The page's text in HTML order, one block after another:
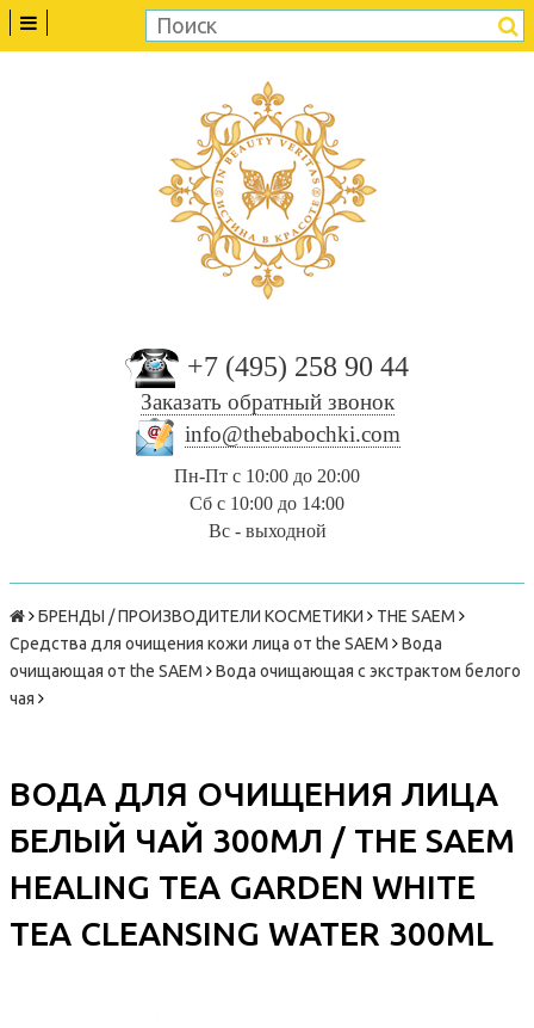
+7 (495) 258 90 44
Заказать обратный звонок
info@thebabochki.com
Пн-Пт с 10:00 до 20:00
Сб с 10:00 до 14:00
Вс - выходной
БРЕНДЫ / ПРОИЗВОДИТЕЛИ КОСМЕТИКИ
THE SAEM
Средства для очищения кожи лица от the SAEM
Вода
очищающая от the SAEM
Вода очищающая с экстрактом белого
чая
ВОДА ДЛЯ ОЧИЩЕНИЯ ЛИЦА
БЕЛЫЙ ЧАЙ 300МЛ / THE SAEM
HEALING TEA GARDEN WHITE
TEA CLEANSING WATER 300ML